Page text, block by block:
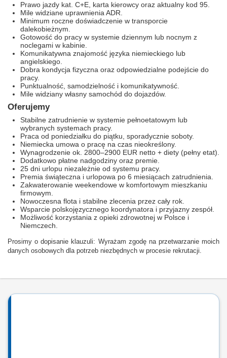
Prawo jazdy kat. C+E, karta kierowcy oraz aktualny kod 95.
Mile widziane uprawnienia ADR.
Minimum roczne doświadczenie w transporcie
dalekobieżnym.
Gotowość do pracy w systemie dziennym lub nocnym z
noclegami w kabinie.
Komunikatywna znajomość języka niemieckiego lub
angielskiego.
Dobra kondycja fizyczna oraz odpowiedzialne podejście do
pracy.
Punktualność, samodzielność i komunikatywność.
Mile widziany własny samochód do dojazdów.
Oferujemy
Stabilne zatrudnienie w systemie pełnoetatowym lub
wybranych systemach pracy.
Praca od poniedziałku do piątku, sporadycznie soboty.
Niemiecka umowa o pracę na czas nieokreślony.
Wynagrodzenie ok. 2800–2900 EUR netto + diety (pełny etat).
Dodatkowo płatne nadgodziny oraz premie.
25 dni urlopu niezależnie od systemu pracy.
Premia świąteczna i urlopowa po 6 miesiącach zatrudnienia.
Zakwaterowanie weekendowe w komfortowym mieszkaniu
firmowym.
Nowoczesna flota i stabilne zlecenia przez cały rok.
Wsparcie polskojęzycznego koordynatora i przyjazny zespół.
Możliwość korzystania z opieki zdrowotnej w Polsce i
Niemczech.
Prosimy o dopisanie klauzuli: Wyrażam zgodę na przetwarzanie moich
danych osobowych dla potrzeb niezbędnych w procesie rekrutacji.